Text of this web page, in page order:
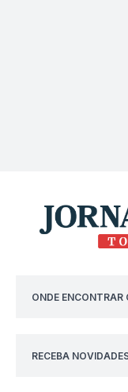
ONDE
RECEBA